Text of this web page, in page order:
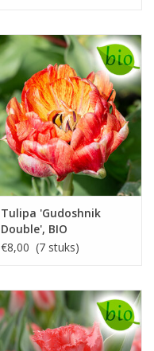
Tulipa 'Gudoshnik
Double', BIO
€8,00 (7 stuks)